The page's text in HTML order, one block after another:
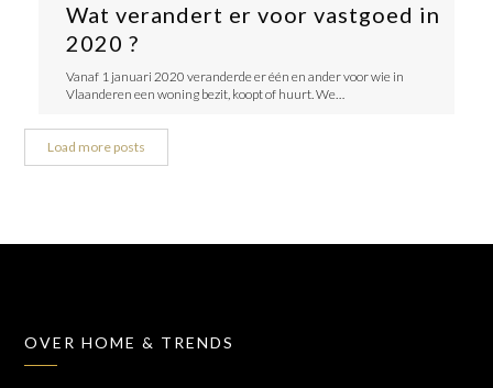
Wat verandert er voor vastgoed in
2020 ?
Vanaf 1 januari 2020 veranderde er één en ander voor wie in
Vlaanderen een woning bezit, koopt of huurt. We…
Load more posts
OVER HOME & TRENDS